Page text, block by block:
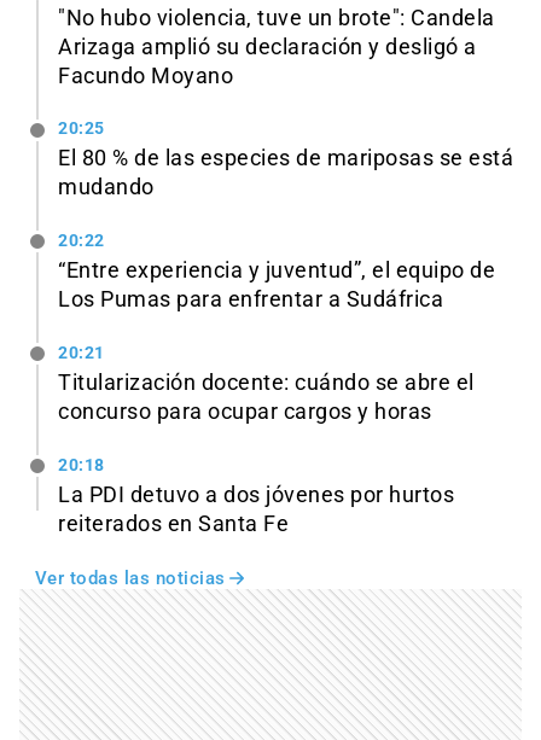
"No hubo violencia, tuve un brote": Candela
Arizaga amplió su declaración y desligó a
Facundo Moyano
20:25
El 80 % de las especies de mariposas se está
mudando
20:22
“Entre experiencia y juventud”, el equipo de
Los Pumas para enfrentar a Sudáfrica
20:21
Titularización docente: cuándo se abre el
concurso para ocupar cargos y horas
20:18
La PDI detuvo a dos jóvenes por hurtos
reiterados en Santa Fe
Ver todas las noticias